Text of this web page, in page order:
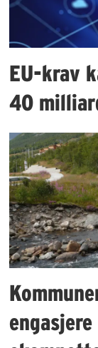
EU-krav
40